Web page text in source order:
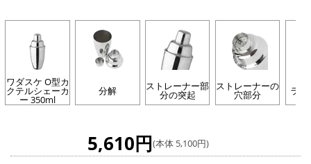
ワダスケ O型カ
クテルシェーカ
ー 350ml
分解 ストレーナー部
分の突起
ストレーナーの
穴部分 ライ
5,610円(本体 5,100円)